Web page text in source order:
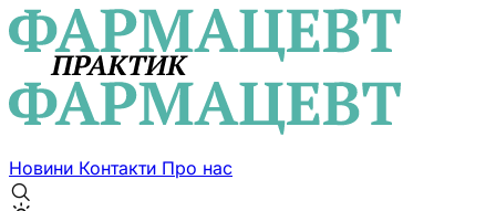
Новини Контакти Про нас